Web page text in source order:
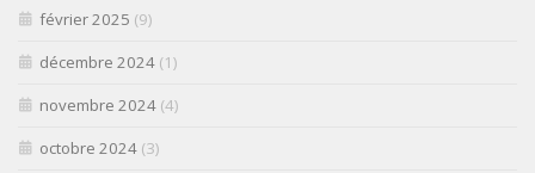
février 2025 (9)
décembre 2024 (1)
novembre 2024 (4)
octobre 2024 (3)